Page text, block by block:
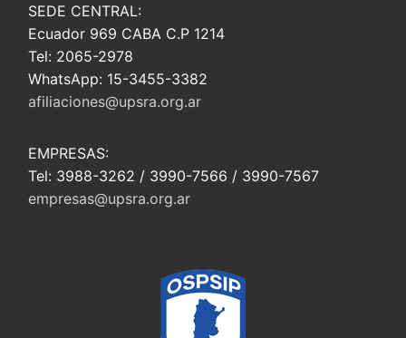
SEDE CENTRAL:
Ecuador 969 CABA C.P 1214
Tel: 2065-2978
WhatsApp: 15-3455-3382
afiliaciones@upsra.org.ar
EMPRESAS:
Tel: 3988-3262 / 3990-7566 / 3990-7567
empresas@upsra.org.ar